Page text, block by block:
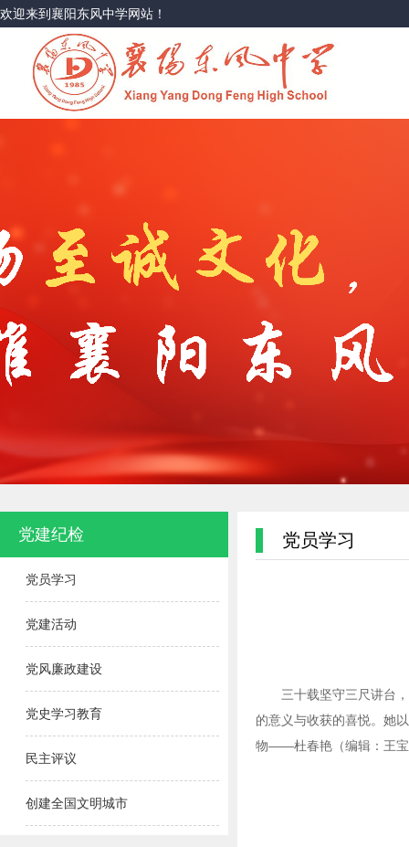
欢迎来到襄阳东风中学网站！
党建纪检
党员学习
党建活动
党风廉政建设
党史学习教育
民主评议
创建全国文明城市
党员学习
三十载坚守三尺讲台
的意义与收获的喜悦。她
物——杜春艳（编辑：王宝